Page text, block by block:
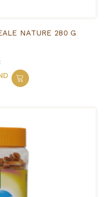
NATURE 280 G